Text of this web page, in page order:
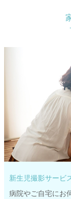
新生児撮影サービ
病院やご自宅にお